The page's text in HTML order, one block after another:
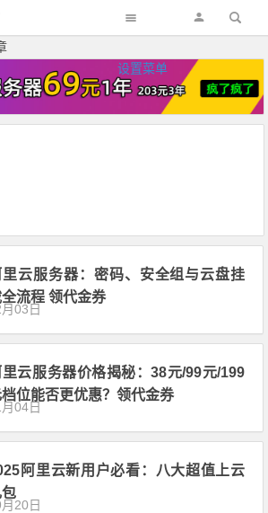
设置菜单
里云服务器：密码、安全组与云盘挂
流程 领代金券
03日
里云服务器价格揭秘：38元/99元/199
档位能否更优惠？领代金券
04日
阿里云新用户必看：八大超值上云
20日